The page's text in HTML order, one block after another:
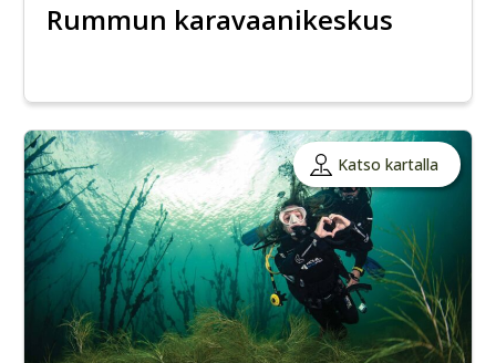
Rummun karavaanikeskus
Katso kartalla